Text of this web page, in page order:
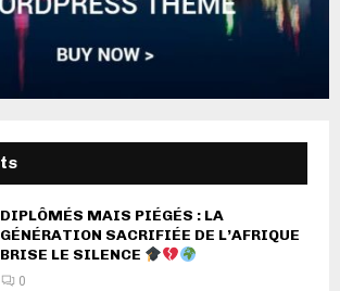
DIPLÔMÉS MAIS PIÉGÉS : LA
GÉNÉRATION SACRIFIÉE DE L’AFRIQUE
BRISE LE SILENCE
0